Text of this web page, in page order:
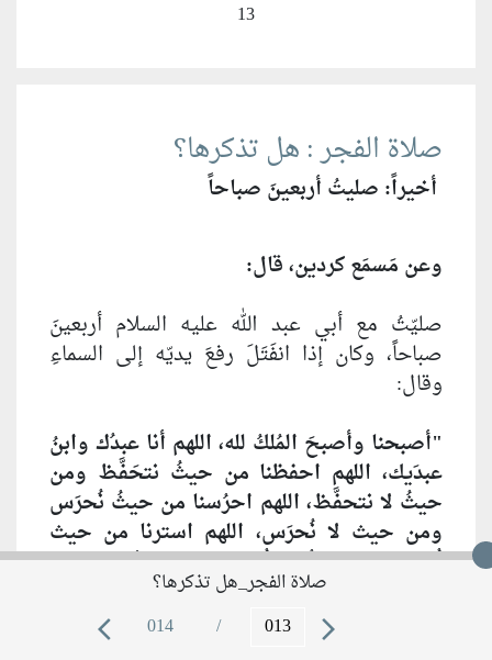
13
صلاة الفجر : هل تذكرها؟
أخيراً: صليتُ أربعينَ صباحاً
وعن مَسمَع كردين، قال:
صليّتُ مع أبي عبد الله عليه السلام أربعينَ
صباحاً، وكان إذا انفَتَلَ رفعَ يديّه إلى السماءِ
وقال:
"أصبحنا وأصبحَ المُلكُ لله، اللهم أنا عبدُك وابنُ
عبدَيك، اللهم احفظنا من حيثُ نتحَفَّظ ومن
حيثُ لا نتحفَّظ، اللهم احرُسنا من حيثُ نُحرَس
ومن حيث لا نُحرَس، اللهم استرنا من حيث
نُستَر ومن حيثُ لا نُستَر، اللهم استُرنا بالغنى
والعافية، اللهم ارزقنا العافية، وارزقنا الشُكر
صلاة الفجر_هل تذكرها؟
arrow_forward_ios
/
014
arrow_back_ios